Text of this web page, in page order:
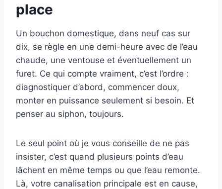
place
Un bouchon domestique, dans neuf cas sur
dix, se règle en une demi-heure avec de l’eau
chaude, une ventouse et éventuellement un
furet. Ce qui compte vraiment, c’est l’ordre :
diagnostiquer d’abord, commencer doux,
monter en puissance seulement si besoin. Et
penser au siphon, toujours.
Le seul point où je vous conseille de ne pas
insister, c’est quand plusieurs points d’eau
lâchent en même temps ou que l’eau remonte.
Là, votre canalisation principale est en cause,